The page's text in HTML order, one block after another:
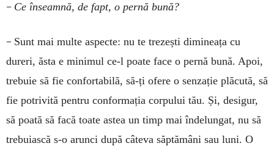
– Ce înseamnă, de fapt, o pernă bună?
– Sunt mai multe aspecte: nu te trezești dimineața cu
dureri, ăsta e minimul ce-l poate face o pernă bună. Apoi,
trebuie să fie confortabilă, să-ți ofere o senzație plăcută, să
fie potrivită pentru conformația corpului tău. Și, desigur,
să poată să facă toate astea un timp mai îndelungat, nu să
trebuiască s-o arunci după câteva săptămâni sau luni. O